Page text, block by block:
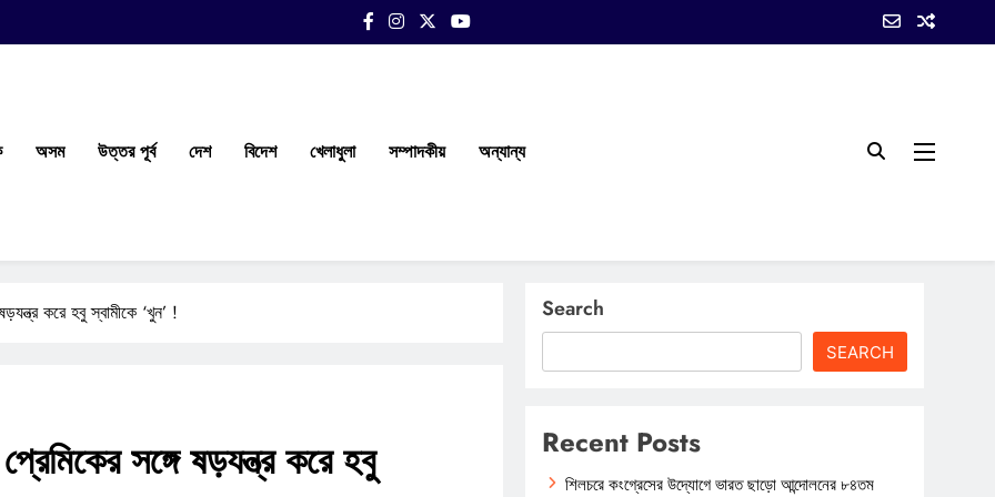
অসম উত্তর পূর্ব দেশ বিদেশ খেলাধুলা সম্পাদকীয় অন্যান্য
করে হবু স্বামীকে ‘খুন’ !
সঙ্গে ষড়যন্ত্র করে হবু
Search
SEARCH
Recent Posts
শিলচরে কংগ্রেসের উদ্যোগে ভারত ছাড়ো আন্দোলনের ৮৪তম